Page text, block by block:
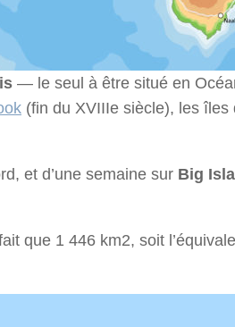
— le seul à être situé en
(fin du XVIIIe siècle), les îles
et d’une semaine sur Big
que 1 446 km2, soit